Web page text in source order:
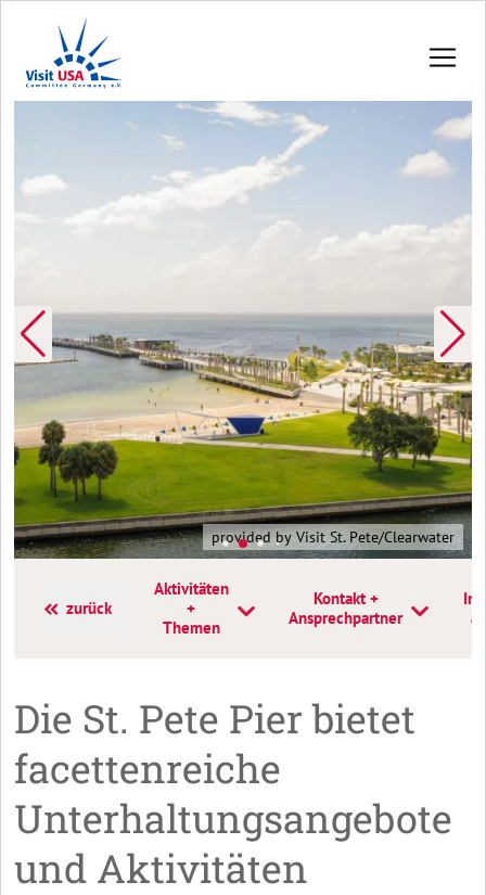
provided by Visit St. Pete/Clearwater
zurück
Aktivitäten
+
Themen
Kontakt +
Ansprechpartner
Die St. Pete Pier bietet
facettenreiche
Unterhaltungsangebote
und Aktivitäten